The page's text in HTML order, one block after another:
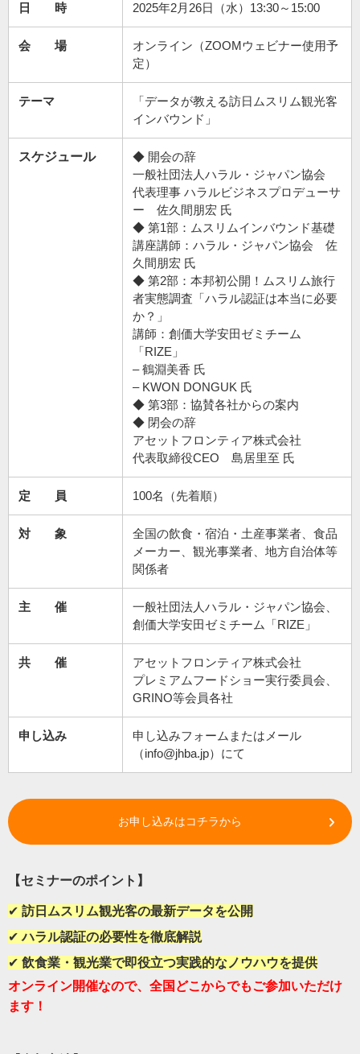
日 時 2025年2月26日（水）13:30～15:00
会 場
オンライン（ZOOMウェビナー使用予
定）
テーマ
「データが教える訪日ムスリム観光客
インバウンド」
スケジュール
◆ 開会の辞
一般社団法人ハラル・ジャパン協会
代表理事 ハラルビジネスプロデューサ
ー 佐久間朋宏 氏
◆ 第1部：ムスリムインバウンド基礎
講座講師：ハラル・ジャパン協会 佐
久間朋宏 氏
◆ 第2部：本邦初公開！ムスリム旅行
者実態調査「ハラル認証は本当に必要
か？」
講師：創価大学安田ゼミチーム
「RIZE」
– 鶴淵美香 氏
– KWON DONGUK 氏
◆ 第3部：協賛各社からの案内
◆ 閉会の辞
アセットフロンティア株式会社
代表取締役CEO 島居里至 氏
定 員 100名（先着順）
対 象
全国の飲食・宿泊・土産事業者、食品
メーカー、観光事業者、地方自治体等
関係者
主 催
一般社団法人ハラル・ジャパン協会、
創価大学安田ゼミチーム「RIZE」
共 催
アセットフロンティア株式会社
プレミアムフードショー実行委員会、
GRINO等会員各社
申し込み
申し込みフォームまたはメール
（info@jhba.jp）にて
お申し込みはコチラから
【セミナーのポイント】
✔ 訪日ムスリム観光客の最新データを公開
✔ハラル認証の必要性を徹底解説
✔ 飲食業・観光業で即役立つ実践的なノウハウを提供
オンライン開催なので、全国どこからでもご参加いただけ
ます！